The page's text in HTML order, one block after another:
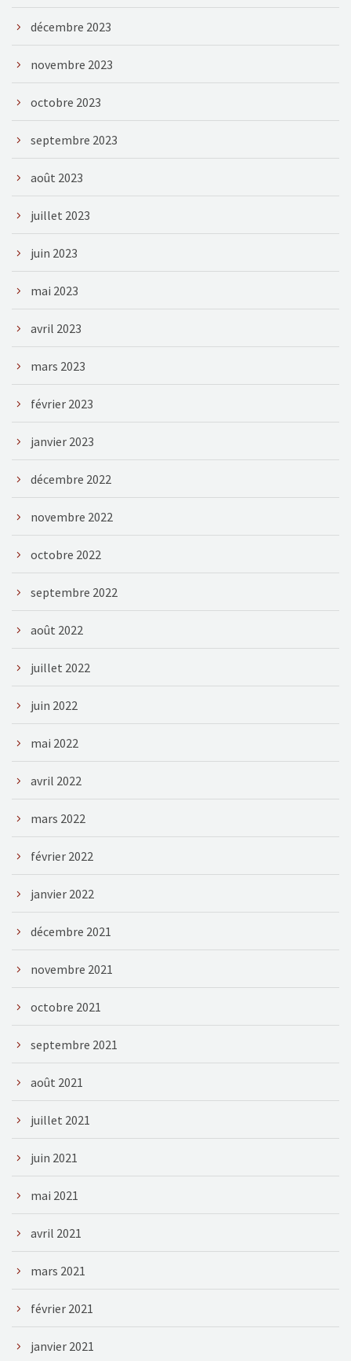
décembre 2023
novembre 2023
octobre 2023
septembre 2023
août 2023
juillet 2023
juin 2023
mai 2023
avril 2023
mars 2023
février 2023
janvier 2023
décembre 2022
novembre 2022
octobre 2022
septembre 2022
août 2022
juillet 2022
juin 2022
mai 2022
avril 2022
mars 2022
février 2022
janvier 2022
décembre 2021
novembre 2021
octobre 2021
septembre 2021
août 2021
juillet 2021
juin 2021
mai 2021
avril 2021
mars 2021
février 2021
janvier 2021